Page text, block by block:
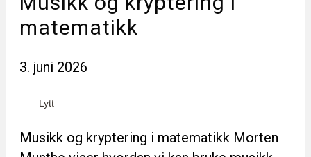
matematikk
3. juni 2026
Lytt
Musikk og kryptering i matematikk Morten